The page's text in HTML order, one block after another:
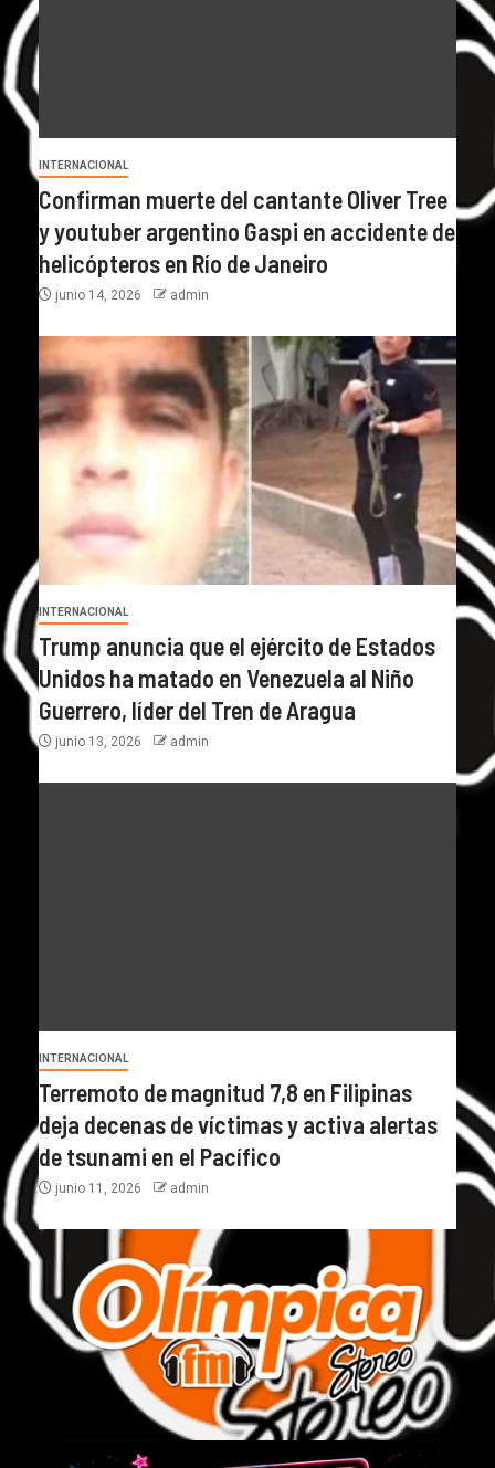
INTERNACIONAL
Confirman muerte del cantante Oliver Tree
y youtuber argentino Gaspi en accidente de
helicópteros en Río de Janeiro
junio 14, 2026 admin
INTERNACIONAL
Trump anuncia que el ejército de Estados
Unidos ha matado en Venezuela al Niño
Guerrero, líder del Tren de Aragua
junio 13, 2026 admin
INTERNACIONAL
Terremoto de magnitud 7,8 en Filipinas
deja decenas de víctimas y activa alertas
de tsunami en el Pacífico
junio 11, 2026 admin